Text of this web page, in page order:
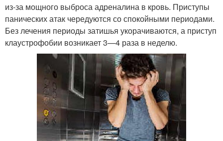
из-за мощного выброса адреналина в кровь. Приступы
панических атак чередуются со спокойными периодами.
Без лечения периоды затишья укорачиваются, а приступ
клаустрофобии возникает 3—4 раза в неделю.